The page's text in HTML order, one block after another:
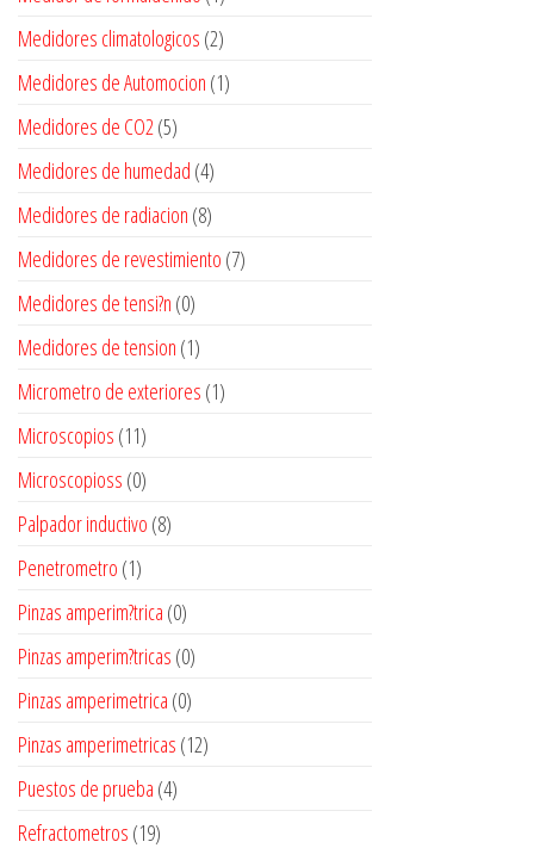
Medidores climatologicos (2)
Medidores de Automocion (1)
Medidores de CO2(5)
Medidores de humedad (4)
Medidores de radiacion (8)
Medidores de revestimiento (7)
Medidores de tensi?n (0)
Medidores de tension (1)
Micrometro de exteriores (1)
Microscopios (11)
Microscopioss (0)
Palpador inductivo (8)
Penetrometro (1)
Pinzas amperim?trica (0)
Pinzas amperim?tricas (0)
Pinzas amperimetrica (0)
Pinzas amperimetricas (12)
Puestos de prueba (4)
Refractometros (19)